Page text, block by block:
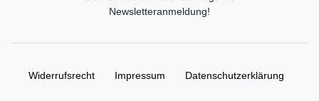
Newsletteranmeldung!
Widerrufs­recht Impressum Daten­schutz­erklärung